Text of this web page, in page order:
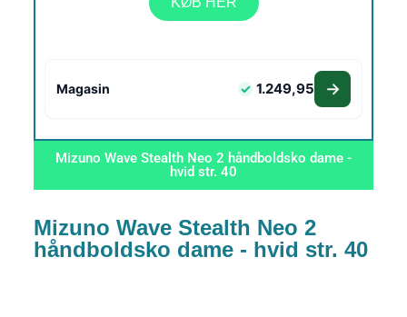
Magasin 1.249,95
Mizuno Wave Stealth Neo 2 håndboldsko dame -
hvid str. 40
Mizuno Wave Stealth Neo 2
håndboldsko dame - hvid str. 40